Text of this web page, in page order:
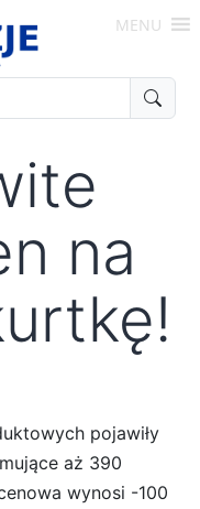
MENU
na
pojawiły
aż 390
wynosi -100